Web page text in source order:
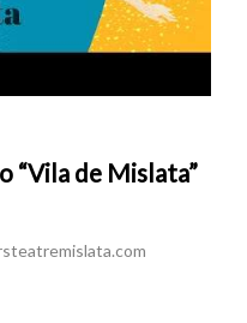
“Vila de Mislata”